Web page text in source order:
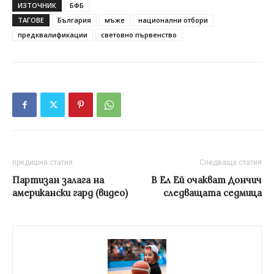
ИЗТОЧНИК
БФБ
ТАГОВЕ
България мъже
национални отбори
предквалификации
световно първенство
предишна статия
Партизан залага на
американски гард (видео)
Следваща статия
В Ел Ей очакват Дончич
следващата седмица